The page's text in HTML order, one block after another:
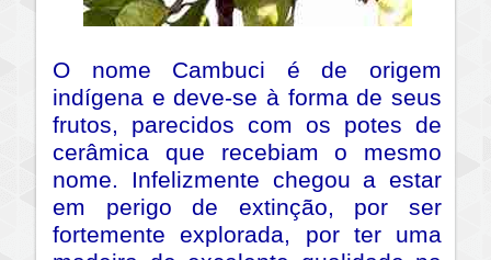
O nome Cambuci é de origem
indígena e deve-se à forma de seus
frutos, parecidos com os potes de
cerâmica que recebiam o mesmo
nome. Infelizmente chegou a estar
em perigo de extinção, por ser
fortemente explorada, por ter uma